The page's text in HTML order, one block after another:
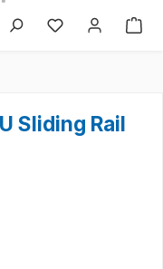
Sie haben 0
Sliding Rail